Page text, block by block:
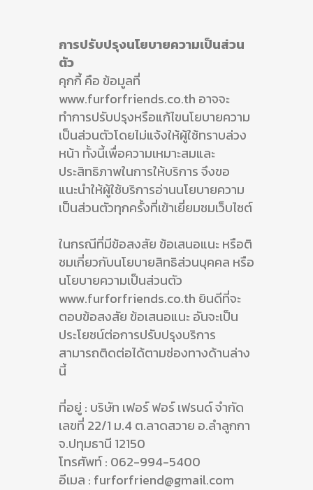
การปรับปรุงนโยบายความเป็นส่วน
ตัว
คุกกี้ คือ ข้อมูลที่
www.furforfriends.co.th อาจจะ
ทำการปรับปรุงหรือแก้ไขนโยบายความ
เป็นส่วนตัวโดยไม่แจ้งให้ผู้ใช้ทราบล่วง
หน้า ทั้งนี้เพื่อความเหมาะสมและ
ประสิทธิภาพในการให้บริการ จึงขอ
แนะนำให้ผู้ใช้บริการอ่านนโยบายความ
เป็นส่วนตัวทุกครั้งที่เข้าเยี่ยมชมเว็บไซต์
ในกรณีที่มีข้อสงสัย ข้อเสนอแนะ หรือติ
ชมเกี่ยวกับนโยบายสิทธิส่วนบุคคล หรือ
นโยบายความเป็นส่วนตัว
www.furforfriends.co.th ยินดีที่จะ
ตอบข้อสงสัย ข้อเสนอแนะ อันจะเป็น
ประโยชน์ต่อการปรับปรุงบริการ
สามารถติดต่อได้ตามช่องทางด้านล่าง
นี้
ที่อยู่ : บริษัท เฟอร์ ฟอร์ เฟรนด์ จำกัด
เลขที่ 22/1 ม.4 ต.ลาดสวาย อ.ลำลูกกา
จ.ปทุมธานี 12150
โทรศัพท์ : 062-994-5400
อีเมล : furforfriend@gmail.com